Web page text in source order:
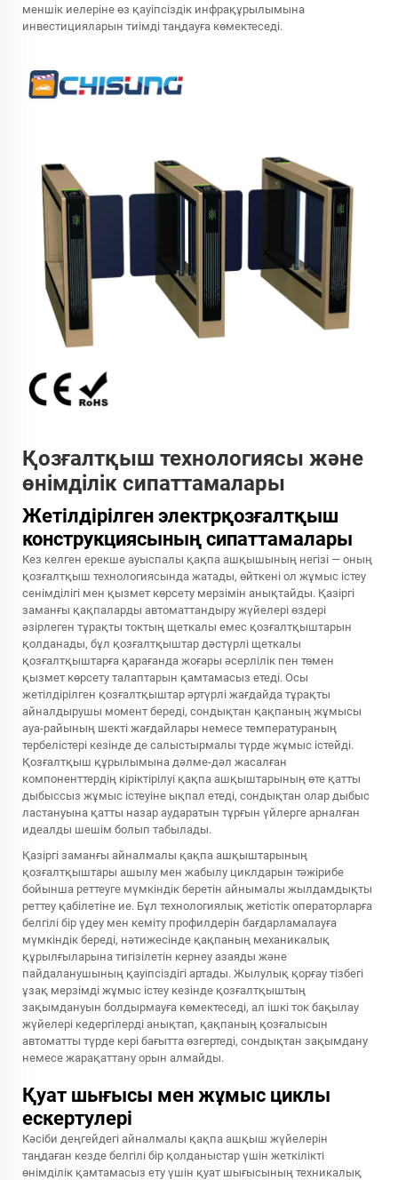
меншік иелеріне өз қауіпсіздік инфрақұрылымына
инвестицияларын тиімді таңдауға көмектеседі.
Қозғалтқыш технологиясы және
өнімділік сипаттамалары
Жетілдірілген электрқозғалтқыш
конструкциясының сипаттамалары
Кез келген ерекше ауыспалы қақпа ашқышының негізі — оның
қозғалтқыш технологиясында жатады, өйткені ол жұмыс істеу
сенімділігі мен қызмет көрсету мерзімін анықтайды. Қазіргі
заманғы қақпаларды автоматтандыру жүйелері өздері
әзірлеген тұрақты токтың щеткалы емес қозғалтқыштарын
қолданады, бұл қозғалтқыштар дәстүрлі щеткалы
қозғалтқыштарға қарағанда жоғары әсерлілік пен төмен
қызмет көрсету талаптарын қамтамасыз етеді. Осы
жетілдірілген қозғалтқыштар әртүрлі жағдайда тұрақты
айналдырушы момент береді, сондықтан қақпаның жұмысы
ауа-райының шекті жағдайлары немесе температураның
тербелістері кезінде де салыстырмалы түрде жұмыс істейді.
Қозғалтқыш құрылымына дәлме-дәл жасалған
компоненттердің кіріктірілуі қақпа ашқыштарының өте қатты
дыбыссыз жұмыс істеуіне ықпал етеді, сондықтан олар дыбыс
ластануына қатты назар аударатын тұрғын үйлерге арналған
идеалды шешім болып табылады.
Қазіргі заманғы айналмалы қақпа ашқыштарының
қозғалтқыштары ашылу мен жабылу циклдарын тәжірибе
бойынша реттеуге мүмкіндік беретін айнымалы жылдамдықты
реттеу қабілетіне ие. Бұл технологиялық жетістік операторларға
белгілі бір үдеу мен кеміту профилдерін бағдарламалауға
мүмкіндік береді, нәтижесінде қақпаның механикалық
құрылғыларына тигізілетін кернеу азаяды және
пайдаланушының қауіпсіздігі артады. Жылулық қорғау тізбегі
ұзақ мерзімді жұмыс істеу кезінде қозғалтқыштың
зақымдануын болдырмауға көмектеседі, ал ішкі ток бақылау
жүйелері кедергілерді анықтап, қақпаның қозғалысын
автоматты түрде кері бағытта өзгертеді, сондықтан зақымдану
немесе жарақаттану орын алмайды.
Қуат шығысы мен жұмыс циклы
ескертулері
Кәсіби деңгейдегі айналмалы қақпа ашқыш жүйелерін
таңдаған кезде белгілі бір қолданыстар үшін жеткілікті
өнімділік қамтамасыз ету үшін қуат шығысының техникалық